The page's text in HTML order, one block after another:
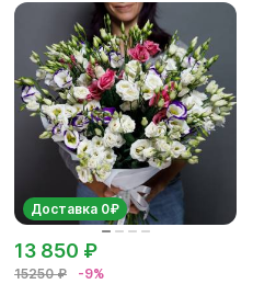
Доставка 0₽
15250 ₽ -9%
13 850 ₽